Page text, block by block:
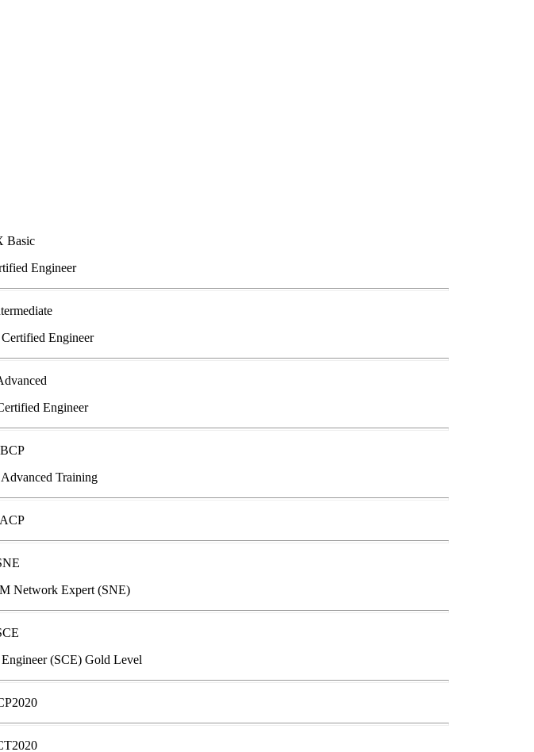
Engineer
Engineer
Engineer
Training
Network Expert (SNE)
(SCE) Gold Level